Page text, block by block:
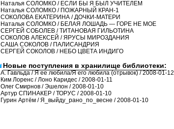
Наталья СОЛОМКО / ЕСЛИ БЫ Я БЫЛ УЧИТЕЛЕМ
Наталья СОЛОМКО / ПОЖАРНЫЙ КРАН-1
СОКОЛОВА ЕКАТЕРИНА / ДОЧКИ-МАТЕРИ
Наталья СОЛОМКО / БЕЛАЯ ЛОШАДЬ — ГОРЕ НЕ МОЕ
СЕРГЕЙ СОБОЛЕВ / ТИТАНОВАЯ ГИЛЬОТИНА
СОКОЛОВ АЛЕКСЕЙ / ЯРУСЫ МИРОЗДАНИЯ
САША СОКОЛОВ / ПАЛИСАНДРИЯ
СЕРГЕЙ СОКОЛОВ / НЕБО ЦВЕТА ИНДИГО
Новые поступления в хранилище библиотеки:
А. Гавльда / Я ее любила/Я его любила (отрывок) / 2008-01-12
Ким Лоренс / Лоно Каридес / 2008-01-11
Олег Смирнов / Эшелон / 2008-01-10
Артур СПИНАКЕР / ТОРУС / 2008-01-10
Гурин Артём / Я_выйду_рано_по_весне / 2008-01-10